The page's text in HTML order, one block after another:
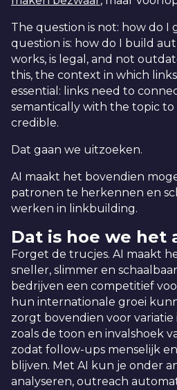
The question is not: how do I
question is: how do I build
works, is legal, and not
this, the context in which
essential: links need to
semantically with the topic to
credible.
Dat gaan we uitzoeken.
AI maakt het bovendien
patronen te herkennen en
werken in linkbuilding.
Dat is hoe we het
Forget de trucjes. AI maakt
sneller, slimmer en
bedrijven een competitief
hun internationale groei
zorgt bovendien voor
zoals de toon en invalshoek
zodat follow-ups menselijk
blijven. Met AI kun je onder
analyseren, outreach